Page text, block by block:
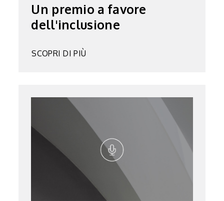
Un premio a favore
dell'inclusione
SCOPRI DI PIÙ